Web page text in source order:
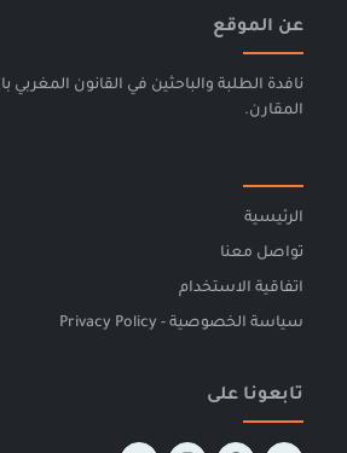
عن الموقع
نافدة الطلبة والباحثين في القانون المغربي
المقارن.
الرئيسية
تواصل معنا
اتفاقية الاستخدام
سياسة الخصوصية - Privacy Policy
تابعونا على